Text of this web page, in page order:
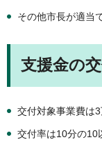
その他市長が適当
支援金の
交付対象事業費は
交付率は10分の10